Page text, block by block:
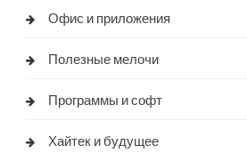
Офис и приложения
Полезные мелочи
Программы и софт
Хайтек и будущее